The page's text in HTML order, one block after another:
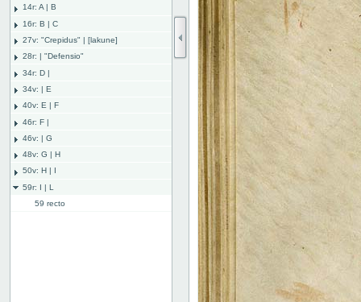
14r: A | B
16r: B | C
27v: "Crepidus" | [lakune]
28r: | "Defensio"
34r: D |
34v: | E
40v: E | F
46r: F |
46v: | G
48v: G | H
50v: H | I
59r: I | L
59 recto